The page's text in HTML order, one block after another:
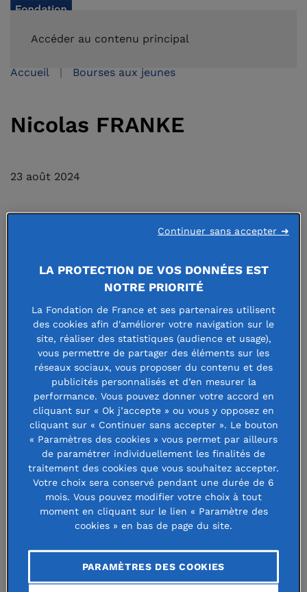
Accéder au contenu principal
Accueil Bourses aux jeunes
Nicolas FRANKE
23 août 2024
Younited, une application pour sortir
les jeunes de l’isolement
et le harcèlement pendant son
adolescence, Nicolas a décidé de
LA PROTECTION DE VOS DONNÉES EST
NOTRE PRIORITÉ
La Fondation de France et ses partenaires utilisent
des cookies afin d'améliorer votre navigation sur le
site, réaliser des statistiques (audience et usage),
vous permettre de partager des éléments sur les
réseaux sociaux, vous proposer du contenu et des
publicités personnalisés et d’en mesurer la
performance. Vous pouvez donner votre accord en
cliquant sur « Ok j’accepte » ou vous y opposez en
cliquant sur « Continuer sans accepter ». Le bouton
« Paramètres des cookies » vous permet par ailleurs
de paramétrer individuellement les finalités de
traitement des cookies que vous souhaitez accepter.
Votre choix sera conservé pendant une durée de 6
mois. Vous pouvez modifier votre choix à tout
moment en cliquant sur le lien « Paramètre des
cookies » en bas de page du site.
PARAMÈTRES DES COOKIES
Continuer sans accepter ➜